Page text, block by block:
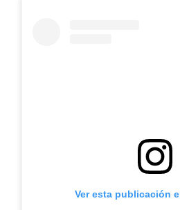
Ver esta publicación